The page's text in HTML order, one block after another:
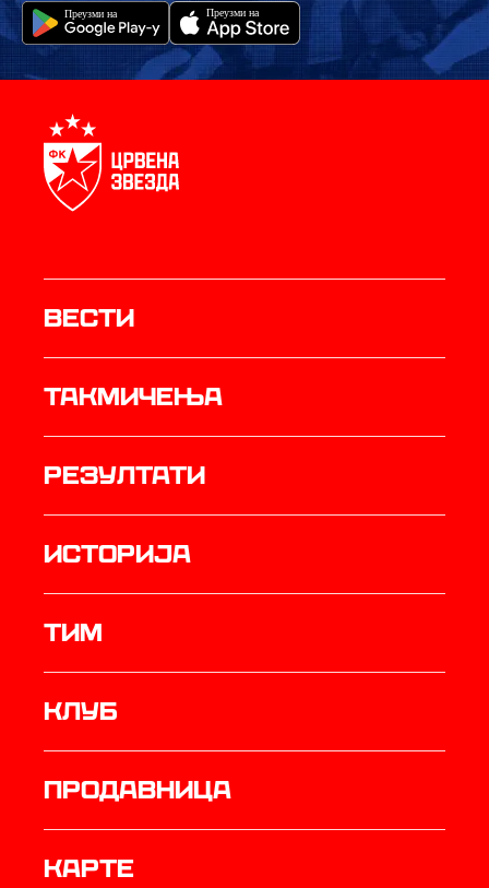
Вести
Такмичења
резултати
историја
ТИМ
Клуб
продавница
Карте